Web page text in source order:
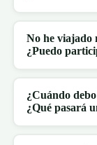
No he viajado
¿Puedo
¿Cuándo
¿Qué pasará